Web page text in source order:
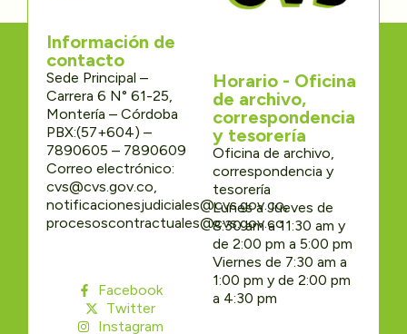
Información de
contacto
Sede Principal –
Carrera 6 N° 61-25,
Montería – Córdoba
PBX:(57+604) –
7890605 – 7890609
Correo electrónico:
cvs@cvs.gov.co,
notificacionesjudiciales@cvs.gov.co,
procesoscontractuales@cvs.gov.co
Facebook
Twitter
Instagram
Horario - Oficina
de archivo,
correspondencia
y tesorería
Oficina de archivo,
correspondencia y
tesorería
Lunes a Jueves de
8:30 am a 11:30 am y
de 2:00 pm a 5:00 pm
Viernes de 7:30 am a
1:00 pm y de 2:00 pm
a 4:30 pm